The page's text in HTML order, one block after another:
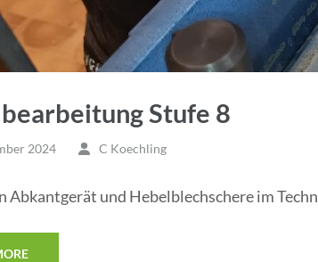
Stufe 8
2024 C Koechling
Abkantgerät und Hebelblechschere im